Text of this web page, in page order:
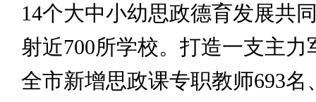
14个大中小幼思政德育发展共
射近700所学校。打造一支主力
全市新增思政课专职教师693名